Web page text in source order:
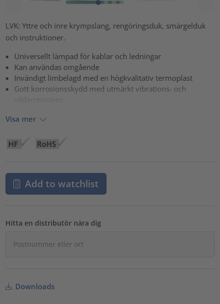
LVK: Yttre och inre krympslang, rengöringsduk, smärgelduk
och instruktioner.
Universellt lämpad för kablar och ledningar
Kan användas omgående
Invändigt limbelagd med en högkvalitativ termoplast
Gott korrosionsskydd med utmärkt vibrations- och
Visa mer
Add to watchlist
Hitta en distributör nära dig
Downloads